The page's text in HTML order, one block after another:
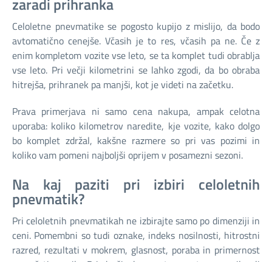
Celoletne pnevmatike se pogosto kupijo z mislijo, da bodo
avtomatično cenejše. Včasih je to res, včasih pa ne. Če z
enim kompletom vozite vse leto, se ta komplet tudi obrablja
vse leto. Pri večji kilometrini se lahko zgodi, da bo obraba
hitrejša, prihranek pa manjši, kot je videti na začetku.
Prava primerjava ni samo cena nakupa, ampak celotna
uporaba: koliko kilometrov naredite, kje vozite, kako dolgo
bo komplet zdržal, kakšne razmere so pri vas pozimi in
koliko vam pomeni najboljši oprijem v posamezni sezoni.
Na kaj paziti pri izbiri celoletnih
pnevmatik?
Pri celoletnih pnevmatikah ne izbirajte samo po dimenziji in
ceni. Pomembni so tudi oznake, indeks nosilnosti, hitrostni
razred, rezultati v mokrem, glasnost, poraba in primernost